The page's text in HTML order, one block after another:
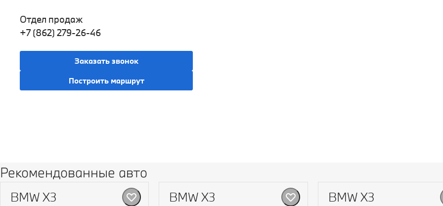
Отдел продаж
+7 (862) 279-26-46
Заказать звонок
Построить маршрут
Рекомендованные авто
BMW X3 BMW X3 BMW X3